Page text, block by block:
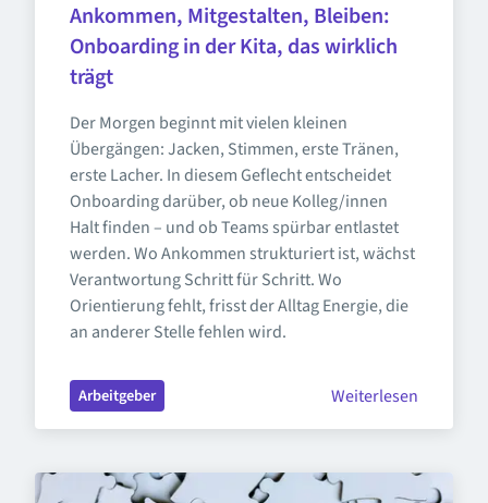
Ankommen, Mitgestalten, Bleiben:
Onboarding in der Kita, das wirklich
trägt
Der Morgen beginnt mit vielen kleinen
Übergängen: Jacken, Stimmen, erste Tränen,
erste Lacher. In diesem Geflecht entscheidet
Onboarding darüber, ob neue Kolleg/innen
Halt finden – und ob Teams spürbar entlastet
werden. Wo Ankommen strukturiert ist, wächst
Verantwortung Schritt für Schritt. Wo
Orientierung fehlt, frisst der Alltag Energie, die
an anderer Stelle fehlen wird.
Arbeitgeber Weiterlesen